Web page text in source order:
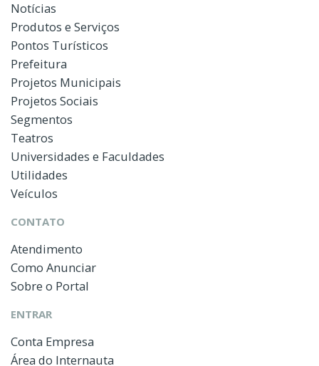
Notícias
Produtos e Serviços
Pontos Turísticos
Prefeitura
Projetos Municipais
Projetos Sociais
Segmentos
Teatros
Universidades e Faculdades
Utilidades
Veículos
CONTATO
Atendimento
Como Anunciar
Sobre o Portal
ENTRAR
Conta Empresa
Área do Internauta